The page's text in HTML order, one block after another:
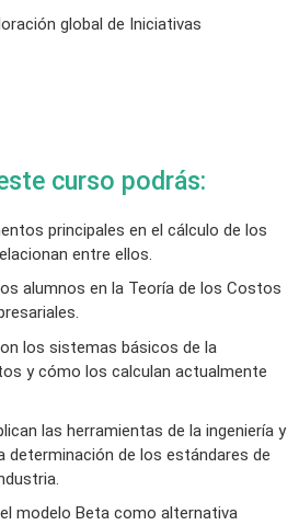
global de Iniciativas
curso podrás:
principales en el cálculo de los
entre ellos.
alumnos en la Teoría de los Costos
los sistemas básicos de la
y cómo los calculan actualmente
las herramientas de la ingeniería y
determinación de los estándares de
modelo Beta como alternativa